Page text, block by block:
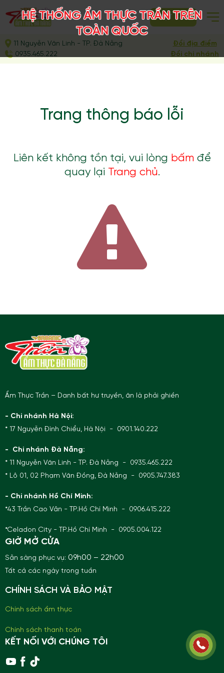
ĐẶT BÀN
11 Nguyễn Văn Linh - TP. Đà Nẵng
0935.465.222
Đổi địa điểm
Đổi chi nhánh
Trang thông báo lỗi
Liên kết không tồn tại, vui lòng bấmđể
quay lại Trang chủ.
Ẩm Thực Trần – Danh bất hư truyền, ăn là phải ghiền
- Chi nhánh Hà Nội:
* 17 Nguyễn Đình Chiểu, Hà Nội - 0901.140.222
- Chi nhánh Đà Nẵng:
* 11 Nguyễn Văn Linh - TP. Đà Nẵng - 0935.465.222
* Lô 01, 02 Phạm Văn Đồng, Đà Nẵng - 0905.747.383
- Chi nhánh Hồ Chí Minh:
*43 Trần Cao Vân - TP.Hồ Chí Minh - 0906.415.222
*Celadon City - TP.Hồ Chí Minh - 0905.004.122
GIỜ MỞ CỬA
Sẵn sàng phục vụ: 09h00 – 22h00
Tất cả các ngày trong tuần
CHÍNH SÁCH VÀ BẢO MẬT
Chính sách ẩm thực
Chính sách thanh toán
KẾT NỐI VỚI CHÚNG TÔI
HỆ THỐNG ẨM THỰC TRẦN TRÊN
TOÀN QUỐC